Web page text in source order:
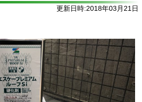
更新日時:2018年03月21日